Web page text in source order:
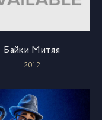
Байки Митяя
2012